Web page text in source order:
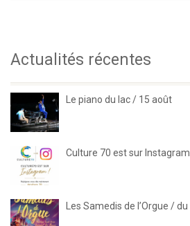
Actualités récentes
Le piano du lac / 15 août
Culture 70 est sur Instagram
Les Samedis de l’Orgue /